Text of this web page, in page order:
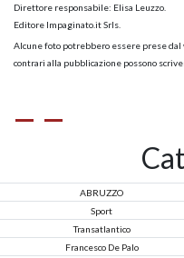
Direttore responsabile: Elisa Leuzzo.
Editore Impaginato.it Srls.
Alcune foto potrebbero essere prese
contrari alla pubblicazione possono
ABRUZZO
Sport
Transatlantico
Francesco De Palo